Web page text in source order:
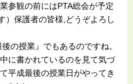
参観の前にはPTA総会が予定
）保護者の皆様,どうぞよろし
の授業』でもあるのですね。
に書かれているのを見て気づ
平成最後の授業日がやってき